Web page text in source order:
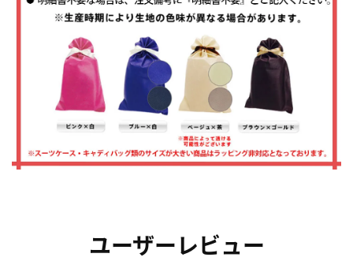
ユーザーレビュー